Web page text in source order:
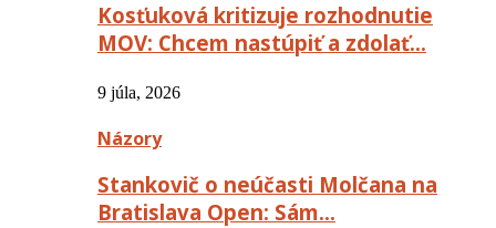
Kosťuková kritizuje rozhodnutie
MOV: Chcem nastúpiť a zdolať…
9 júla, 2026
Názory
Stankovič o neúčasti Molčana na
Bratislava Open: Sám…